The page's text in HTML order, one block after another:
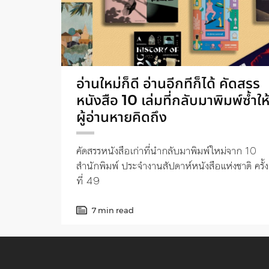
อ่านใหม่ก็ดี อ่านอีกทีก็ได้ คัดสรร
หนังสือ 10 เล่มที่กลับมาพิมพ์ซ้ำให้
ผู้อ่านหายคิดถึง
คัดสรรหนังสือเก่าที่นำกลับมาพิมพ์ใหม่จาก 10
สำนักพิมพ์ ประจำงานสัปดาห์หนังสือแห่งชาติ ครั้ง
ที่ 49
7 min read